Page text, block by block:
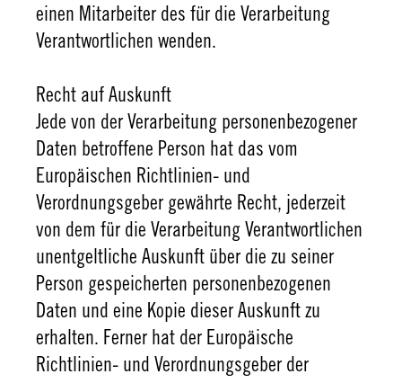
einen Mitarbeiter des für die Verarbeitung
Verantwortlichen wenden.
Recht auf Auskunft
Jede von der Verarbeitung personenbezogener
Daten betroffene Person hat das vom
Europäischen Richtlinien- und
Verordnungsgeber gewährte Recht, jederzeit
von dem für die Verarbeitung Verantwortlichen
unentgeltliche Auskunft über die zu seiner
Person gespeicherten personenbezogenen
Daten und eine Kopie dieser Auskunft zu
erhalten. Ferner hat der Europäische
Richtlinien- und Verordnungsgeber der